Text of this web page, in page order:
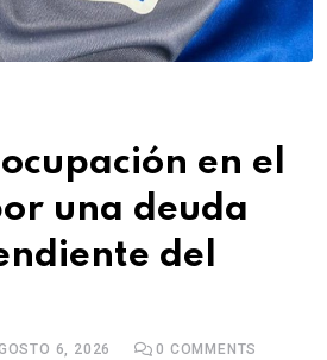
en el
una deuda
del
6, 2026 0 COMMENTS